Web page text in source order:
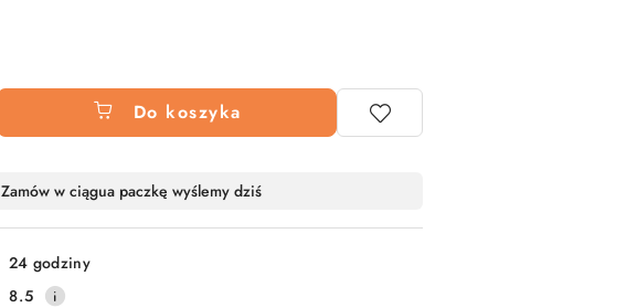
Do koszyka
Zamów w ciągua paczkę wyślemy dziś
24 godziny
8.5